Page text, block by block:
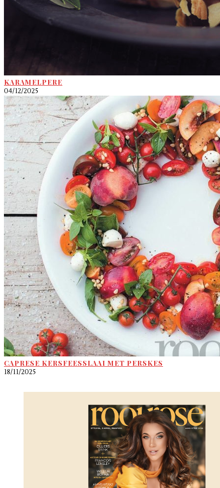
KARAMELPERE
04/12/2025
CAPRESE KERSFEESSLAAI MET PERSKES
18/11/2025